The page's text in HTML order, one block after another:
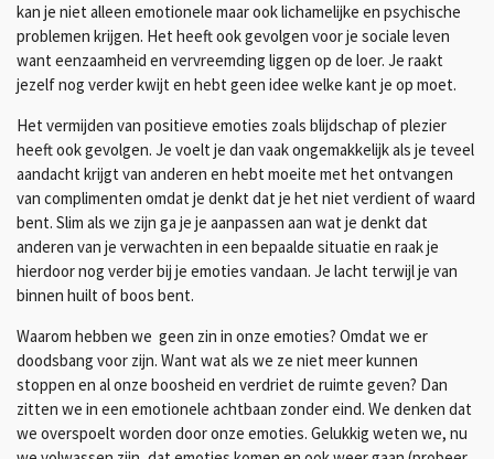
kan je niet alleen emotionele maar ook lichamelijke en psychische
problemen krijgen. Het heeft ook gevolgen voor je sociale leven
want eenzaamheid en vervreemding liggen op de loer. Je raakt
jezelf nog verder kwijt en hebt geen idee welke kant je op moet.
Het vermijden van positieve emoties zoals blijdschap of plezier
heeft ook gevolgen. Je voelt je dan vaak ongemakkelijk als je teveel
aandacht krijgt van anderen en hebt moeite met het ontvangen
van complimenten omdat je denkt dat je het niet verdient of waard
bent. Slim als we zijn ga je je aanpassen aan wat je denkt dat
anderen van je verwachten in een bepaalde situatie en raak je
hierdoor nog verder bij je emoties vandaan. Je lacht terwijl je van
binnen huilt of boos bent.
Waarom hebben we geen zin in onze emoties? Omdat we er
doodsbang voor zijn. Want wat als we ze niet meer kunnen
stoppen en al onze boosheid en verdriet de ruimte geven? Dan
zitten we in een emotionele achtbaan zonder eind. We denken dat
we overspoelt worden door onze emoties. Gelukkig weten we, nu